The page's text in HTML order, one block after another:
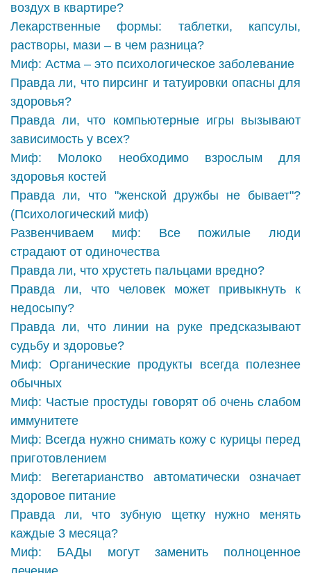
воздух в квартире?
Лекарственные формы: таблетки, капсулы,
растворы, мази – в чем разница?
Миф: Астма – это психологическое заболевание
Правда ли, что пирсинг и татуировки опасны для
здоровья?
Правда ли, что компьютерные игры вызывают
зависимость у всех?
Миф: Молоко необходимо взрослым для
здоровья костей
Правда ли, что "женской дружбы не бывает"?
(Психологический миф)
Развенчиваем миф: Все пожилые люди
страдают от одиночества
Правда ли, что хрустеть пальцами вредно?
Правда ли, что человек может привыкнуть к
недосыпу?
Правда ли, что линии на руке предсказывают
судьбу и здоровье?
Миф: Органические продукты всегда полезнее
обычных
Миф: Частые простуды говорят об очень слабом
иммунитете
Миф: Всегда нужно снимать кожу с курицы перед
приготовлением
Миф: Вегетарианство автоматически означает
здоровое питание
Правда ли, что зубную щетку нужно менять
каждые 3 месяца?
Миф: БАДы могут заменить полноценное